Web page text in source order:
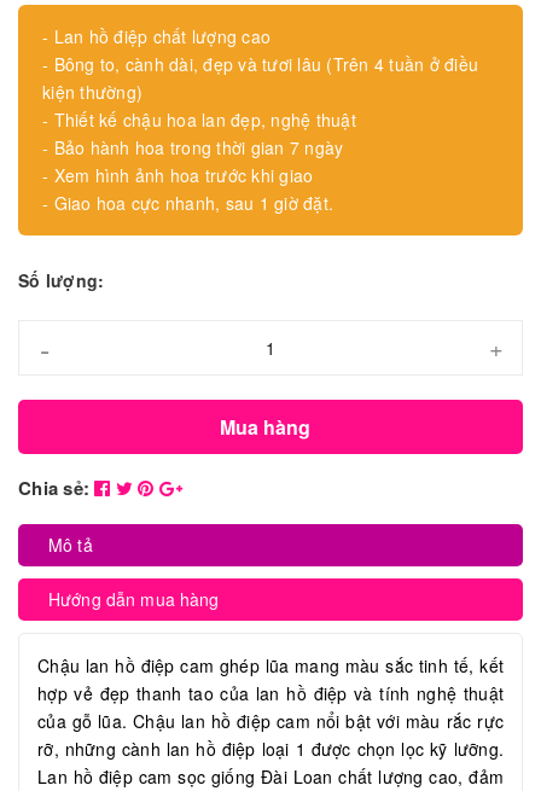
- Lan hồ điệp chất lượng cao
- Bông to, cành dài, đẹp và tươi lâu (Trên 4 tuần ở điều
kiện thường)
- Thiết kế chậu hoa lan đẹp, nghệ thuật
- Bảo hành hoa trong thời gian 7 ngày
- Xem hình ảnh hoa trước khi giao
- Giao hoa cực nhanh, sau 1 giờ đặt.
Số lượng:
- +
Mua hàng
Chia sẻ:
Mô tả
Hướng dẫn mua hàng
Chậu lan hồ điệp cam ghép lũa mang màu sắc tinh tế, kết
hợp vẻ đẹp thanh tao của lan hồ điệp và tính nghệ thuật
của gỗ lũa. Chậu lan hồ điệp cam nổi bật với màu rắc rực
rỡ, những cành lan hồ điệp loại 1 được chọn lọc kỹ lưỡng.
Lan hồ điệp cam sọc giống Đài Loan chất lượng cao, đảm